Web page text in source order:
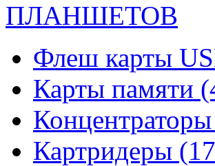
ПЛАНШЕТОВ
Флеш карты
Карты памяти
Картридеры